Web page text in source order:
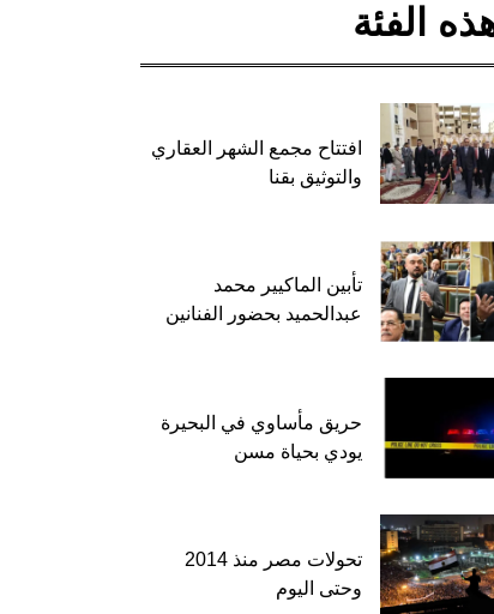
الفئة
افتتاح مجمع الشهر العقاري
والتوثيق بقنا
تأبين الماكيير محمد
عبدالحميد بحضور الفنانين
حريق مأساوي في البحيرة
يودي بحياة مسن
تحولات مصر منذ 2014
وحتى اليوم